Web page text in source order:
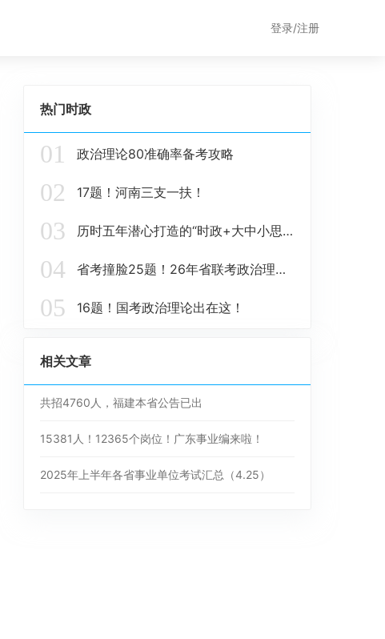
登录/注册
热门时政
01 政治理论80准确率备考攻略
02 17题！河南三支一扶！
03 历时五年潜心打造的“时政+大中小思政题库一体化”课题圆满收官！
04 省考撞脸25题！26年省联考政治理论这些在这里！
05 16题！国考政治理论出在这！
相关文章
共招4760人，福建本省公告已出
15381人！12365个岗位！广东事业编来啦！
2025年上半年各省事业单位考试汇总（4.25）